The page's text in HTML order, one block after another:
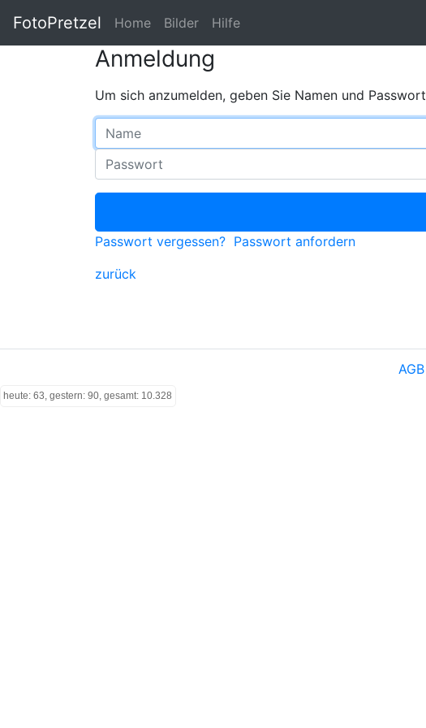
FotoPretzel Home Bilder Hilfe
Anmeldung
Um sich anzumelden, geben Sie Namen und
Name
Passwort
Passwort vergessen? Passwort anfordern
zurück
AGB
heute: 63, gestern: 90, gesamt: 10.328